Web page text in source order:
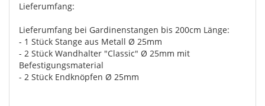
Lieferumfang:
Lieferumfang bei Gardinenstangen bis 200cm Länge:
- 1 Stück Stange aus Metall Ø 25mm
- 2 Stück Wandhalter "Classic" Ø 25mm mit
Befestigungsmaterial
- 2 Stück Endknöpfen Ø 25mm